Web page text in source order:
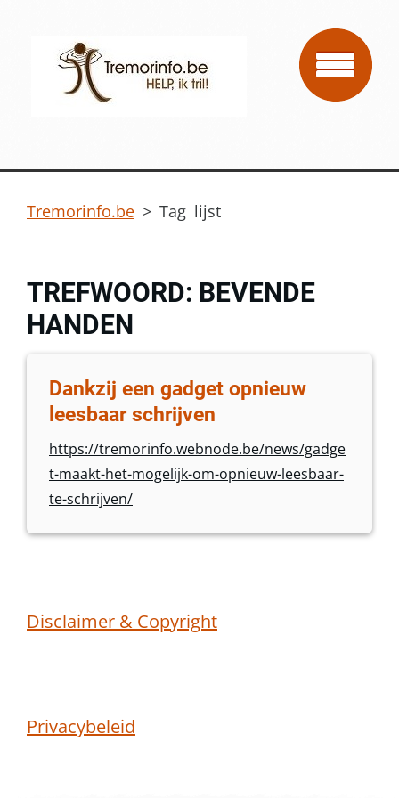
Tremorinfo.be > Tag lijst
TREFWOORD: BEVENDE
HANDEN
Dankzij een gadget opnieuw
leesbaar schrijven
https://tremorinfo.webnode.be/news/gadge
t-maakt-het-mogelijk-om-opnieuw-leesbaar-
te-schrijven/
Disclaimer & Copyright
Privacybeleid